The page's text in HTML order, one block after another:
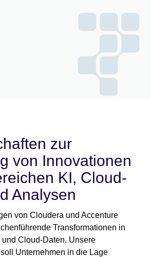
zur
von Innovationen
KI, Cloud-
Analysen
von Cloudera und Accenture
Transformationen in
Cloud-Daten. Unsere
Unternehmen in die Lage